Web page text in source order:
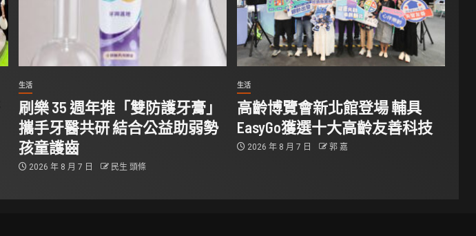
生活
刷樂 35 週年推「雙防護牙膏」
攜手牙醫共研 結合公益助弱勢
孩童護齒
2026 年 8 月 7 日 民生 頭條
生活
高齡博覽會新北館登場 輔具
EasyGo獲選十大高齡友善科技
2026 年 8 月 7 日 郭 嘉